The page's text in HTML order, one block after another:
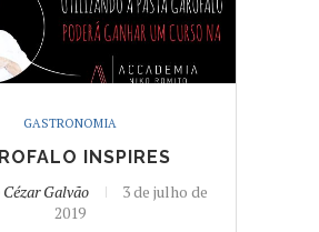
GASTRONOMIA
INSPIRES
Galvão
3 de julho de
2019